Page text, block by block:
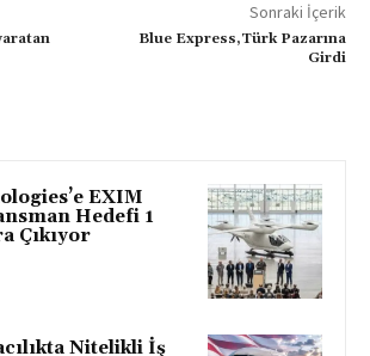
Sonraki İçerik
Blue Express,Türk Pazarına
Girdi
EXIM
Hedefi 1
Çıkıyor
Nitelikli İş